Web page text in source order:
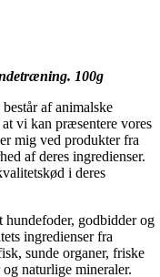
100g
af animalske
vi kan præsentere vores
mig ved produkter fra
af deres ingredienser.
i deres
godbidder og
ingredienser fra
sunde organer, friske
naturlige mineraler.